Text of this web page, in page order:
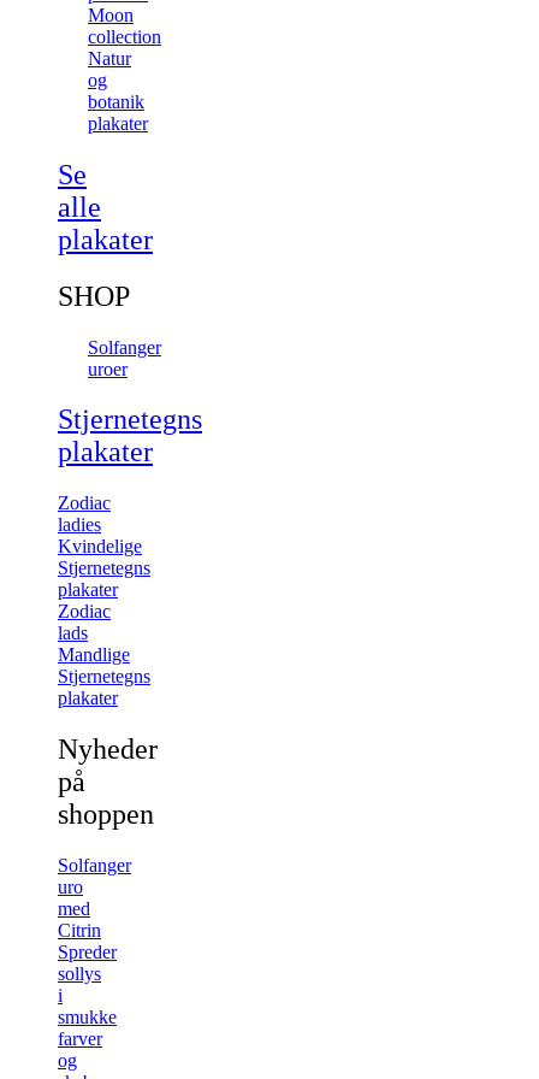
Moon
collection
Natur
og
botanik
plakater
Se
alle
plakater
SHOP
Solfanger
uroer
Stjernetegns
plakater
Zodiac
ladies
Kvindelige
Stjernetegns
plakater
Zodiac
lads
Mandlige
Stjernetegns
plakater
Nyheder
på
shoppen
Solfanger
uro
med
Citrin
Spreder
sollys
i
smukke
farver
og